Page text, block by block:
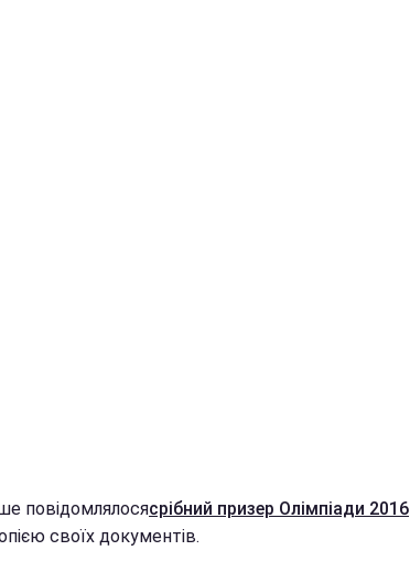
повідомлялосясрібний призер Олімпіади 2016
своїх документів.